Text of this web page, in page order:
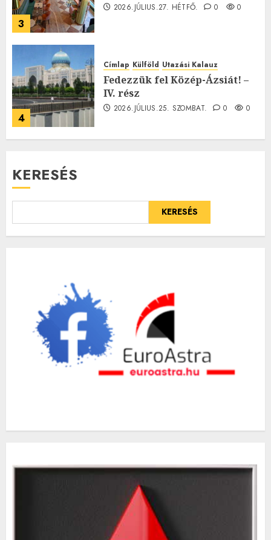
3
2026.JÚLIUS.27. HÉTFŐ. 0 0
4
Címlap Külföld Utazási Kalauz
Fedezzük fel Közép-Ázsiát! –
IV. rész
2026.JÚLIUS.25. SZOMBAT. 0 0
KERESÉS
KERESÉS